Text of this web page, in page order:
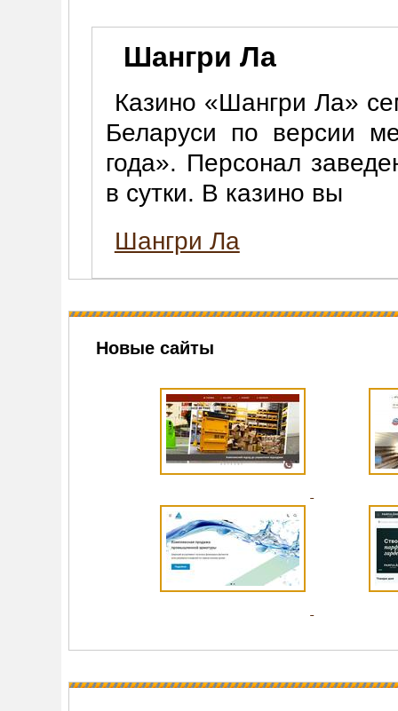
Новые сайты
Шангри Ла
Казино «Шангри Ла»
Беларуси по версии
года». Персонал
в сутки. В казино вы
Шангри Ла